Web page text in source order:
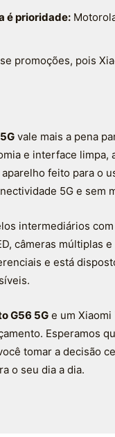
é prioridade:
promoções, pois
vale mais a pena
e interface limpa,
feito para o
5G e sem
intermediários
câmeras múltiplas
e está
G56 5G e um
Esperamos
tomar a decisão
o seu dia a dia.